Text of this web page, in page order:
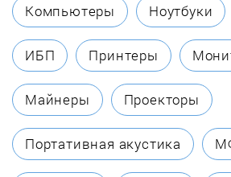
De Dietrich
De'Longhi
De Luxe
DEXP
Компьютеры Ноутбуки
ИБП Принтеры
Майнеры Проекторы
Портативная акустика